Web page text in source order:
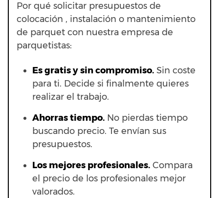
Por qué solicitar presupuestos de
colocación , instalación o mantenimiento
de parquet con nuestra empresa de
parquetistas:
Es gratis y sin compromiso. Sin coste
para ti. Decide si finalmente quieres
realizar el trabajo.
Ahorras tiempo. No pierdas tiempo
buscando precio. Te envían sus
presupuestos.
Los mejores profesionales. Compara
el precio de los profesionales mejor
valorados.